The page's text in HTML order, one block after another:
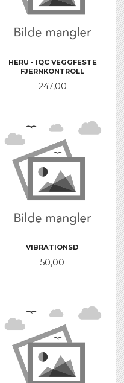
HERU - IQC VEGGFESTE
FJERNKONTROLL
Pris
247,00
VIBRATIONSD
Pris
50,00